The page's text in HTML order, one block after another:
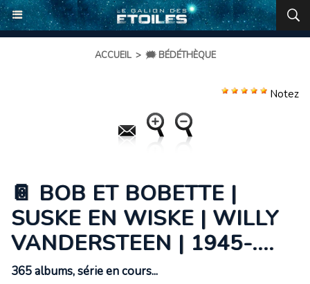
ACCUEIL > 🗯️ BÉDÉTHÈQUE
Notez
📔 BOB ET BOBETTE |
SUSKE EN WISKE | WILLY
VANDERSTEEN | 1945-....
365 albums, série en cours...